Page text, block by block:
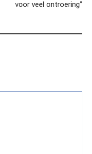
voor veel ontroering”